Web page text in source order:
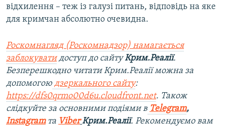
відхилення – теж із галузі питань, відповідь на яке
для кримчан абсолютно очевидна.
Роскомнагляд (Роскомнадзор) намагається
заблокуватидоступ до сайтуКрим.Реалії.
Безперешкодно читати Крим.Реалії можна за
допомогою дзеркального сайту:
https://dfs0qrmo00d6u.cloudfront.net. Також
слідкуйте за основними подіями в Telegram,
Instagramта Viber Крим.Реалії. Рекомендуємо вам